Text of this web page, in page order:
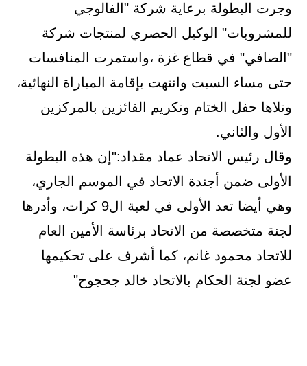
وجرت البطولة برعاية شركة "الفالوجي
للمشروبات" الوكيل الحصري لمنتجات شركة
"الصافي" في قطاع غزة ،واستمرت المنافسات
حتى مساء السبت وانتهت بإقامة المباراة النهائية،
وتلاها حفل الختام وتكريم الفائزين بالمركزين
الأول والثاني.
وقال رئيس الاتحاد عماد مقداد:"إن هذه البطولة
الأولى ضمن أجندة الاتحاد في الموسم الجاري،
وهي أيضا تعد الأولى في لعبة ال9 كرات، وأدرها
لجنة متخصصة من الاتحاد برئاسة الأمين العام
للاتحاد محمود غانم، كما أشرف على تحكيمها
عضو لجنة الحكام بالاتحاد خالد جحجوح"